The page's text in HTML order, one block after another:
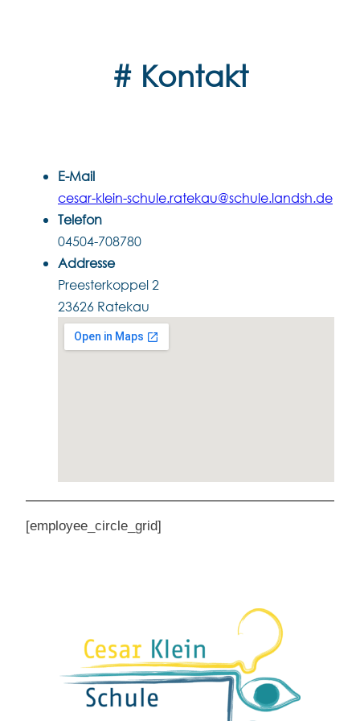
# Kontakt
E-Mail
cesar-klein-schule.ratekau@schule.landsh.de
Telefon
04504-708780
Addresse
Preesterkoppel 2
23626 Ratekau
[employee_circle_grid]